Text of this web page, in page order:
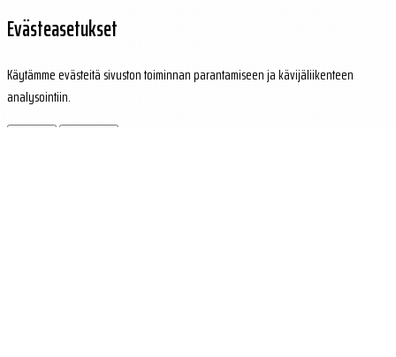
Evästeasetukset
Käytämme evästeitä sivuston toiminnan parantamiseen ja kävijäliikenteen
analysointiin.